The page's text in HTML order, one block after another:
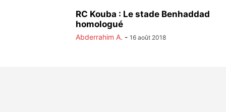
RC Kouba : Le stade Benhaddad
homologué
Abderrahim A. - 16 août 2018